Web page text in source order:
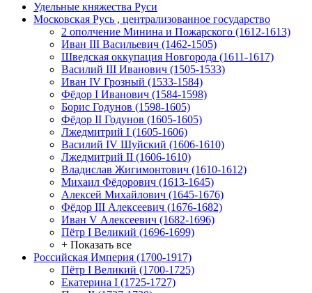
Удельные княжества Руси
Московская Русь , централизованное государство
2 ополчение Минина и Пожарского (1612-1613)
Иван III Васильевич (1462-1505)
Шведская оккупация Новгорода (1611-1617)
Василий III Иванович (1505-1533)
Иван IV Грозный (1533-1584)
Фёдор I Иванович (1584-1598)
Борис Годунов (1598-1605)
Фёдор II Годунов (1605-1605)
Лжедмитрий I (1605-1606)
Василий IV Шуйский (1606-1610)
Лжедмитрий II (1606-1610)
Владислав Жигимонтович (1610-1612)
Михаил Фёдорович (1613-1645)
Алексей Михайлович (1645-1676)
Фёдор III Алексеевич (1676-1682)
Иван V Алексеевич (1682-1696)
Пётр I Великий (1696-1699)
+ Показать все
Российская Империя (1700-1917)
Пётр I Великий (1700-1725)
Екатерина I (1725-1727)